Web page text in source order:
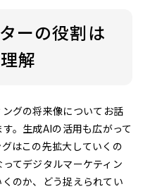
ーの役割は
解
グの将来像についてお話
。生成AIの活用も広がって
はこの先拡大していくの
てデジタルマーケティン
のか、どう捉えられてい